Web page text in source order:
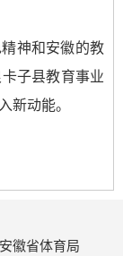
神和安徽的教
子县教育事业
新动能。
安徽省体育局